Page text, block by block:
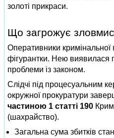
золоті прикраси.
Що загрожує
Оперативники кримінальної
фігурантки. Нею виявилася
проблеми із законом.
Слідчі під процесуальним
окружної прокуратури
частиною 1 статті 190
(шахрайство).
Загальна сума збитків